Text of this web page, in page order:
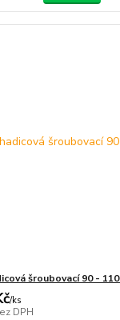
šroubovací 90 - 110
/ks
DPH